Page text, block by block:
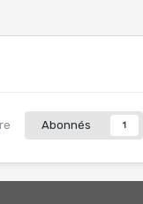
Abonnés 1